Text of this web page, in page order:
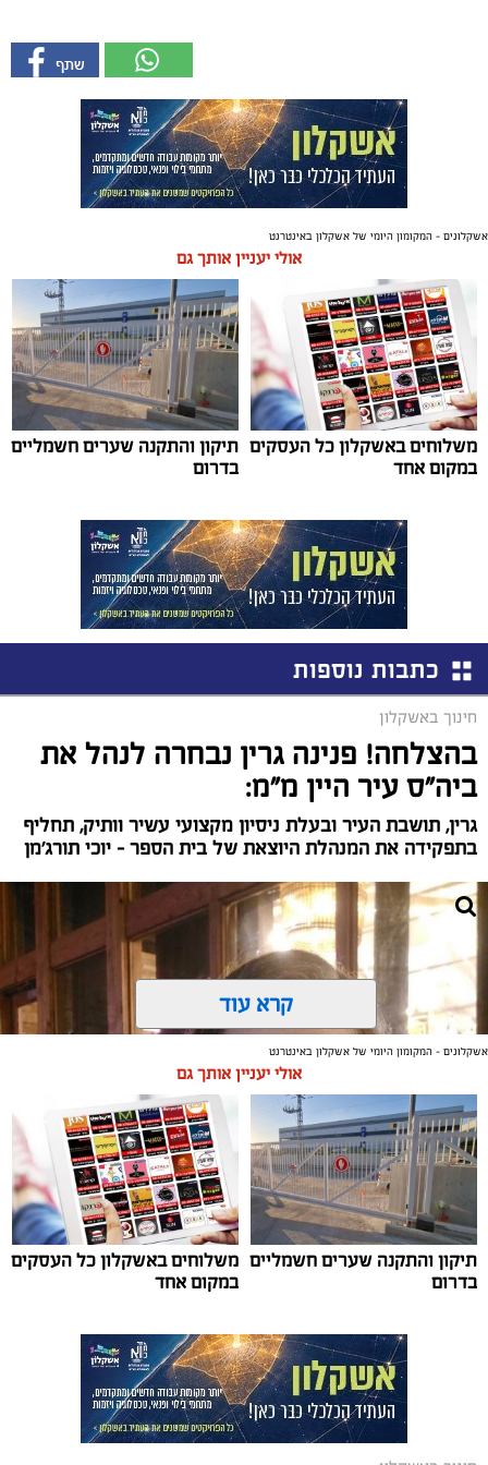
אשקלונים - המקומון היומי של אשקלון באינטרנט
אולי יעניין אותך גם
משלוחים באשקלון כל העסקים
במקום אחד
תיקון והתקנה שערים חשמליים
בדרום
כתבות נוספות
חינוך באשקלון
בהצלחה! פנינה גרין נבחרה לנהל את
ביה"ס עיר היין מ"מ:
גרין, תושבת העיר ובעלת ניסיון מקצועי עשיר וותיק, תחליף
בתפקידה את המנהלת היוצאת של בית הספר – יוכי תורג'מן
צילום: דוברות עיריית אשקלון
קרא עוד
אשקלונים - המקומון היומי של אשקלון באינטרנט
אולי יעניין אותך גם
תיקון והתקנה שערים חשמליים
בדרום
משלוחים באשקלון כל העסקים
במקום אחד